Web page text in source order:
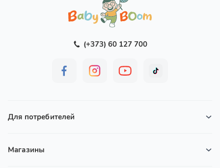
(+373) 60 127 700
Для потребителей
Магазины